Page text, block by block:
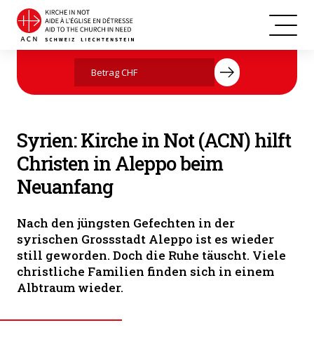
Jetzt mit Ihrer Spende helfen
Syrien: Kirche in Not (ACN) hilft
Christen in Aleppo beim
Neuanfang
Nach den jüngsten Gefechten in der
syrischen Grossstadt Aleppo ist es wieder
still geworden. Doch die Ruhe täuscht. Viele
christliche Familien finden sich in einem
Albtraum wieder.